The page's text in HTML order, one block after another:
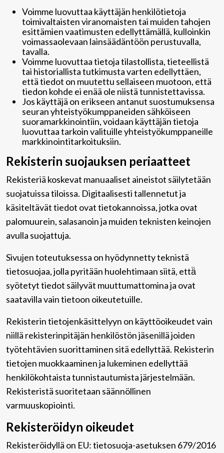
Voimme luovuttaa käyttäjän henkilötietoja
toimivaltaisten viranomaisten tai muiden tahojen
esittämien vaatimusten edellyttämällä, kulloinkin
voimassaolevaan lainsäädäntöön perustuvalla,
tavalla.
Voimme luovuttaa tietoja tilastollista, tieteellistä
tai historiallista tutkimusta varten edellyttäen,
että tiedot on muutettu sellaiseen muotoon, että
tiedon kohde ei enää ole niistä tunnistettavissa.
Jos käyttäjä on erikseen antanut suostumuksensa
seuran yhteistyökumppaneiden sähköiseen
suoramarkkinointiin, voidaan käyttäjän tietoja
luovuttaa tarkoin valituille yhteistyökumppaneille
markkinointitarkoituksiin.
Rekisterin suojauksen periaatteet
Rekisteriä koskevat manuaaliset aineistot säilytetään
suojatuissa tiloissa. Digitaalisesti tallennetut ja
käsiteltävät tiedot ovat tietokannoissa, jotka ovat
palomuurein, salasanoin ja muiden teknisten keinojen
avulla suojattuja.
Sivujen toteutuksessa on hyödynnetty teknistä
tietosuojaa, jolla pyritään huolehtimaan siitä, että̈
syötetyt tiedot säilyvät muuttumattomina ja ovat
saatavilla vain tietoon oikeutetuille.
Rekisterin tietojenkäsittelyyn on käyttöoikeudet vain
niillä rekisterinpitäjän henkilöstön jäsenillä joiden
työtehtävien suorittaminen sitä edellyttää. Rekisterin
tietojen muokkaaminen ja lukeminen edellyttää
henkilökohtaista tunnistautumista järjestelmään.
Rekisteristä suoritetaan säännöllinen
varmuuskopiointi.
Rekisteröidyn oikeudet
Rekisteröidyllä on EU: tietosuoja-asetuksen 679/2016